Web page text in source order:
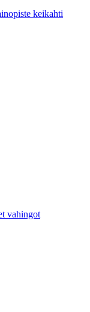
keikahti
vahingot